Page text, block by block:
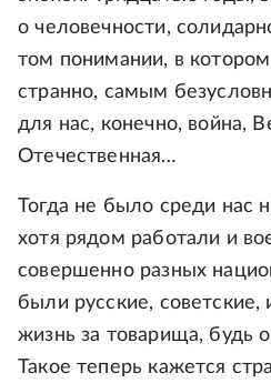
о человечности,
том понимании, в
странно, самым
для нас, конечно, война,
Отечественная…
Тогда не было среди нас
хотя рядом работали и
совершенно разных
были русские,
жизнь за товарища, будь
Такое теперь кажется